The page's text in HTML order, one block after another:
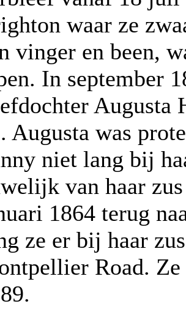
waar ze
vinger en been,
In september
Augusta
Augusta was
niet lang bij
van haar
1864 terug
ze er bij haar
Road.